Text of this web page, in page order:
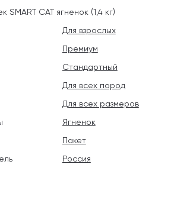
CAT ягненок (1,4 кг)
Для взрослых
Премиум
Стандартный
Для всех пород
Для всех размеров
Ягненок
Пакет
Россия